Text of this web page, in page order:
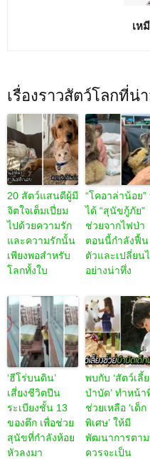
เห
เรื่องราวสัตว์โลกที่น่
20 สัตว์แสนดีผู้มี
จิตใจเต็มเปี่ยม
ไปด้วยความรัก
และความรักนั้น
เพียงพอสำหรับ
โลกทั้งใบ
“โคอาล่าน้อย”
ได้ “สุนัขกู้ภัย”
ช่วยจากไฟป่า
ตอนนี้กำลังฟื้น
ตัวและเปลี่ยน
อย่างน่าทึ่ง
‘ฮีโร่บนดิน’
เสี่ยงชีวิตปีน
ระเบียงชั้น 13
ของตึก เพื่อช่วย
สุนัขที่กำลังห้อย
หัวลงมา
พบกับ ‘สัตว์เลี้ย
บำบัด’ ทำหน้า
ช่วยเหลือ ‘เด็ก
พิเศษ’ ให้มี
พัฒนาการตา
ควรจะเป็น